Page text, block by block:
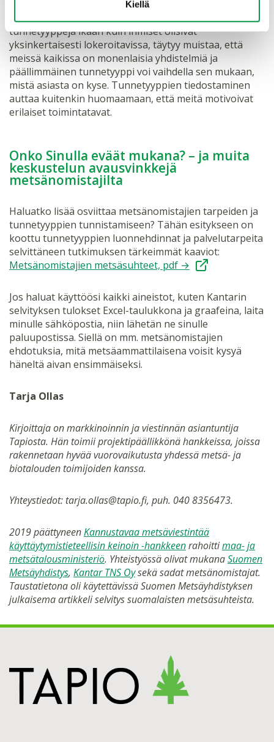
Kiellä
Vaikka yllä kuvasinkin näitä metsäsuhteiden
tunnetyyppejä ikään kuin ihmiset olisivat
yksinkertaisesti lokeroitavissa, täytyy muistaa, että
meissä kaikissa on monenlaisia yhdistelmiä ja
päällimmäinen tunnetyyppi voi vaihdella sen mukaan,
mistä asiasta on kyse. Tunnetyyppien tiedostaminen
auttaa kuitenkin huomaamaan, että meitä motivoivat
erilaiset toimintatavat.
Onko Sinulla eväät mukana? – ja muita
keskustelun avausvinkkejä
metsänomistajilta
Haluatko lisää osviittaa metsänomistajien tarpeiden ja
tunnetyyppien tunnistamiseen? Tähän esitykseen on
koottu tunnetyyppien luonnehdinnat ja palvelutarpeita
selvittäneen tutkimuksen tärkeimmät kaaviot:
Metsänomistajien metsäsuhteet, pdf →
Jos haluat käyttöösi kaikki aineistot, kuten Kantarin
selvityksen tulokset Excel-taulukkona ja graafeina, laita
minulle sähköpostia, niin lähetän ne sinulle
paluupostissa. Siellä on mm. metsänomistajien
ehdotuksia, mitä metsäammattilaisena voisit kysyä
häneltä aivan ensimmäiseksi.
Tarja Ollas
Kirjoittaja on markkinoinnin ja viestinnän asiantuntija
Tapiosta. Hän toimii projektipäällikkönä hankkeissa, joissa
rakennetaan hyvää vuorovaikutusta yhdessä metsä- ja
biotalouden toimijoiden kanssa.
Yhteystiedot: tarja.ollas@tapio.fi, puh. 040 8356473.
2019 päättyneenKannustavaa metsäviestintää
käyttäytymistieteellisin keinoin -hankkeenrahoittimaa- ja
metsätalousministeriö. Yhteistyössä olivat mukanaSuomen
Metsäyhdistys, Kantar TNS Oysekä sadat metsänomistajat.
Taustatietona oli käytettävissä Suomen Metsäyhdistyksen
julkaisema artikkeli selvitys suomalaisten metsäsuhteista.